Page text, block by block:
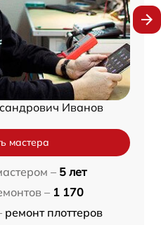
Иванов
мастера
– 5 лет
– 1 170
ремонт плоттеров